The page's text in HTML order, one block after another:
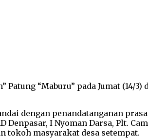
“Maburu” pada Jumat (14/3)
dengan penandatanganan
Denpasar, I Nyoman Darsa, Plt.
tokoh masyarakat desa setempat.